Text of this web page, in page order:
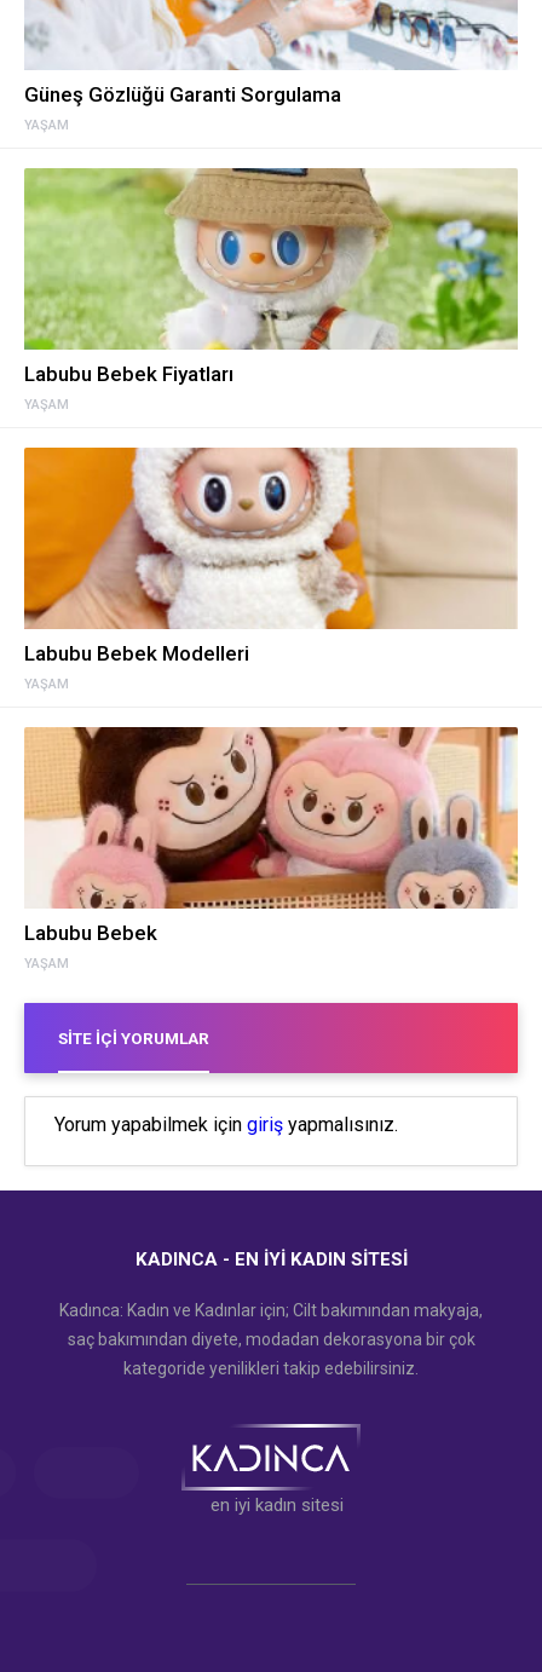
YAŞAM
Güneş Gözlüğü Garanti Sorgulama
YAŞAM
Labubu Bebek Fiyatları
YAŞAM
Labubu Bebek Modelleri
YAŞAM
Labubu Bebek
SITE İÇI YORUMLAR
Yorum yapabilmek için giriş yapmalısınız.
KADINCA - EN İYI KADIN SITESI
Kadınca: Kadın ve Kadınlar için; Cilt bakımından makyaja,
saç bakımından diyete, modadan dekorasyona bir çok
kategoride yenilikleri takip edebilirsiniz.
en iyi kadın sitesi